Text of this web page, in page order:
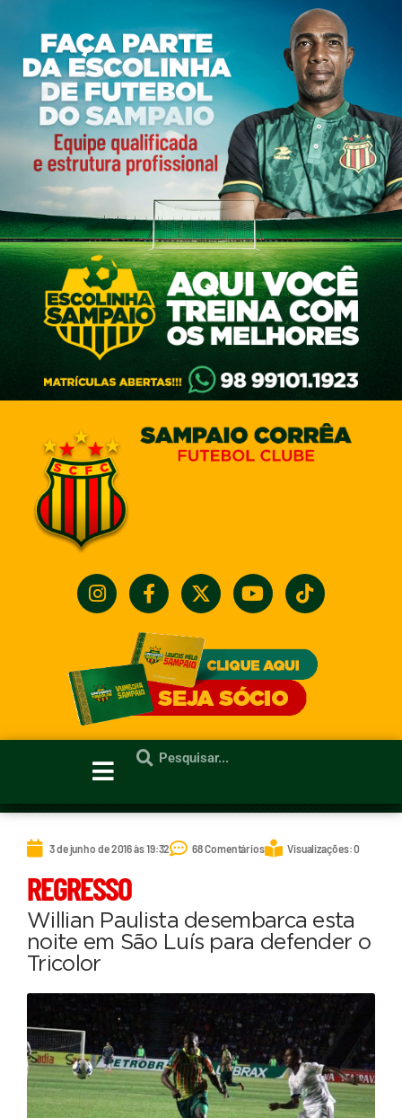
3 de junho de 2016 às 19:32 68 Comentários Visualizações: 0
REGRESSO
Willian Paulista desembarca esta
noite em São Luís para defender o
Tricolor